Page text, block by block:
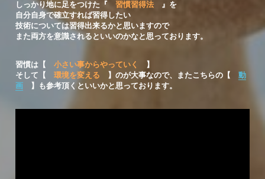
しっかり地に足をつけた『 習慣習得法 』を
自分自身で確立すれば習得したい
技術については習得出来るかと思いますので
また両方を意識されるといいのかなと思っております。
習慣は【 小さい事からやっていく
】
そして【 環境を変える 】 のが大事なので、またこちらの【 動
画
】 も参考頂くといいかと思っております。